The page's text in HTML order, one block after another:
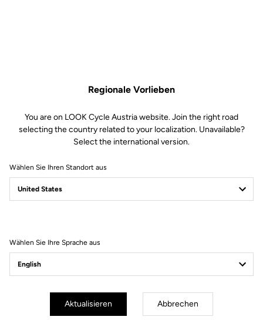
Lights
Regionale Vorlieben
You are on LOOK Cycle Austria website. Join the right road
selecting the country related to your localization. Unavailable?
Select the international version.
Wählen Sie Ihren Standort aus
Wählen Sie Ihre Sprache aus
Aktualisieren Abbrechen